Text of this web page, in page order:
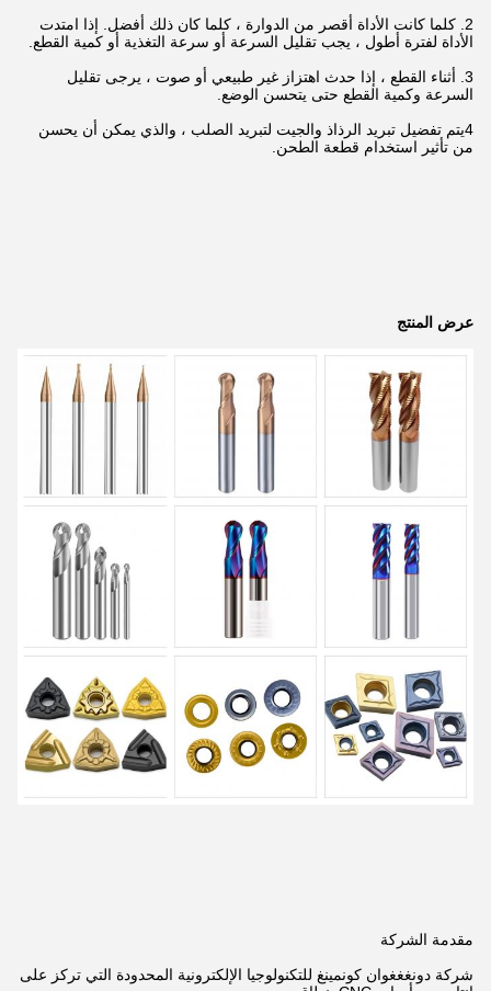
2. كلما كانت الأداة أقصر من الدوارة ، كلما كان ذلك أفضل. إذا امتدت
الأداة لفترة أطول ، يجب تقليل السرعة أو سرعة التغذية أو كمية القطع.
3. أثناء القطع ، إذا حدث اهتزاز غير طبيعي أو صوت ، يرجى تقليل
السرعة وكمية القطع حتى يتحسن الوضع.
4يتم تفضيل تبريد الرذاذ والجيت لتبريد الصلب ، والذي يمكن أن يحسن
من تأثير استخدام قطعة الطحن.
عرض المنتج
مقدمة الشركة
شركة دونغغغوان كونمينغ للتكنولوجيا الإلكترونية المحدودة التي تركز على